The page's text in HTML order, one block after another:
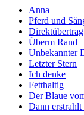
Anna
Pferd und
Überm Rand
Unbekannter
Letzter Stern
Ich denke
Fetthaltig
Der Blaue
Dann